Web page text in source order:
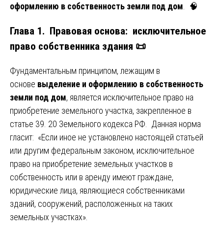
оформлению в собственность земли под дом . 🧠
Глава 1. Правовая основа: исключительное
право собственника здания 📜
Фундаментальным принципом, лежащим в
основе выделение и оформлению в собственность
земли под дом, является исключительное право на
приобретение земельного участка, закрепленное в
статье 39. 20 Земельного кодекса РФ. Данная норма
гласит: «Если иное не установлено настоящей статьей
или другим федеральным законом, исключительное
право на приобретение земельных участков в
собственность или в аренду имеют граждане,
юридические лица, являющиеся собственниками
зданий, сооружений, расположенных на таких
земельных участках».